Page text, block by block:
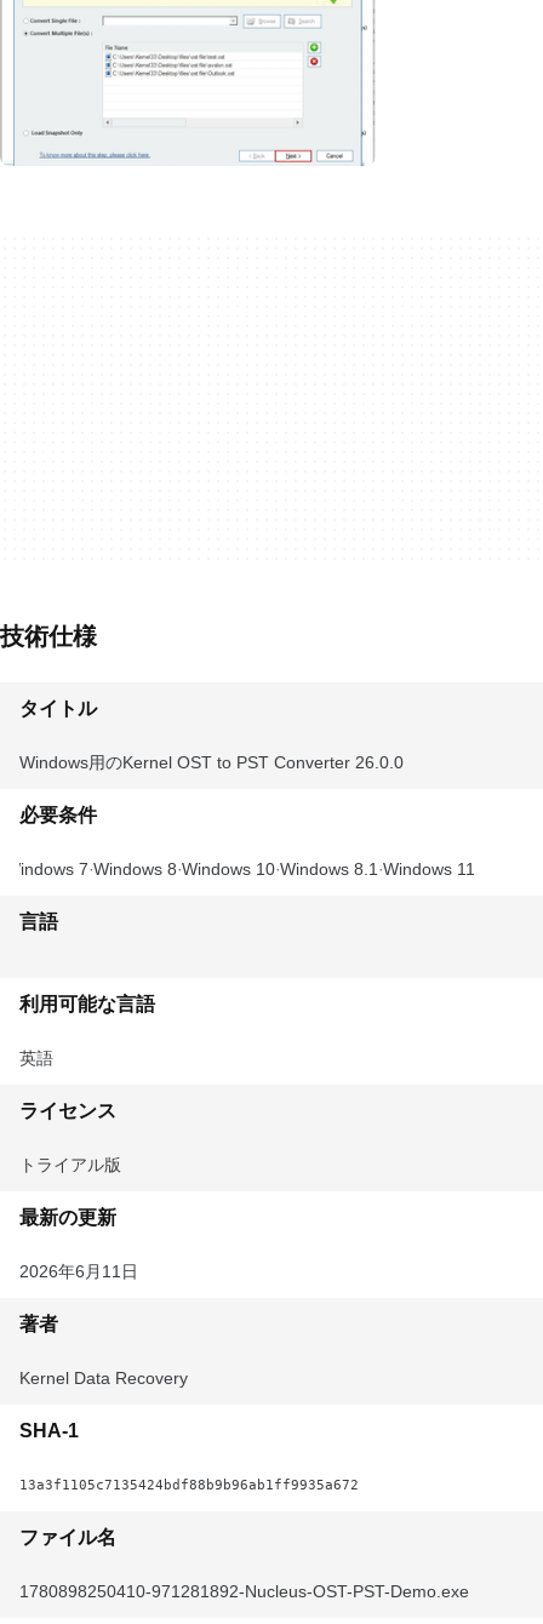
技術仕様
タイトル
Windows用のKernel OST to PST Converter 26.0.0
必要条件
Windows 7 Windows 8 Windows 10 Windows 8.1 Windows 11
言語
利用可能な言語
英語
ライセンス
トライアル版
最新の更新
2026年6月11日
著者
Kernel Data Recovery
SHA-1
13a3f1105c7135424bdf88b9b96ab1ff9935a672
ファイル名
1780898250410-971281892-Nucleus-OST-PST-Demo.exe